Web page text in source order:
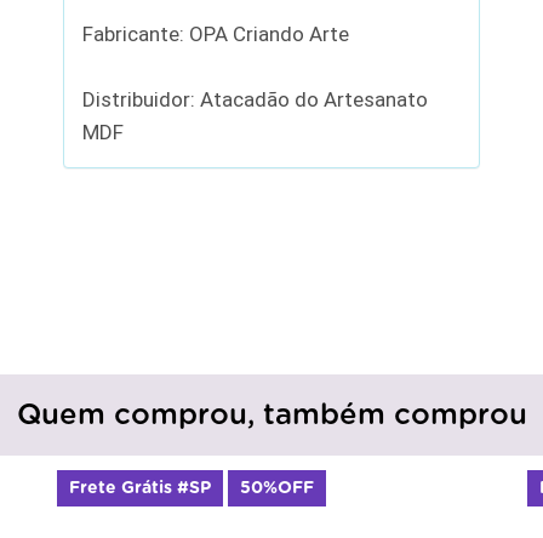
Fabricante: OPA Criando Arte
Distribuidor: Atacadão do Artesanato
MDF
Quem comprou, também comprou
Frete Grátis #SP 50%OFF